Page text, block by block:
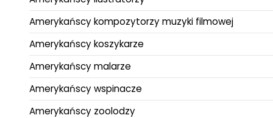
Amerykańscy kompozytorzy muzyki filmowej
Amerykańscy koszykarze
Amerykańscy malarze
Amerykańscy wspinacze
Amerykańscy zoolodzy